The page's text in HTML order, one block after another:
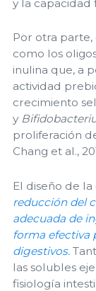
y la capacidad
Por otra
como los
inulina que, a
actividad
crecimiento
y
proliferación
Chang et al.,
El diseño de
reducción del
adecuada de
forma efectiva
digestivos.
las solubles
fisiología